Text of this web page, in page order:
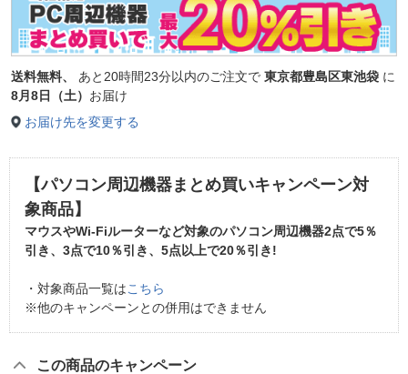
送料無料、 あと 20時間23分以内のご注文で 東京都豊島区東池袋 に
8月8日（土） お届け
お届け先を変更する
【パソコン周辺機器まとめ買いキャンペーン対
象商品】
マウスやWi-Fiルーターなど対象のパソコン周辺機器2点で5％
引き、3点で10％引き、5点以上で20％引き!
・対象商品一覧はこちら
※他のキャンペーンとの併用はできません
この商品のキャンペーン